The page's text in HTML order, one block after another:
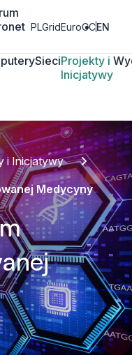
PLGridEuroCCEN
SieciProjekty i
Inicjatywy
i Inicjatywy
Medycyny